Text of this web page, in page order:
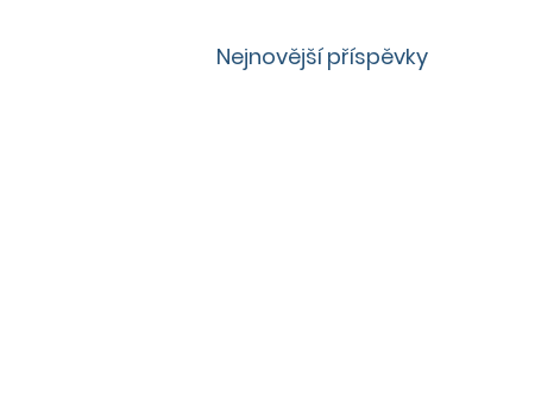
Nejnovější příspěvky